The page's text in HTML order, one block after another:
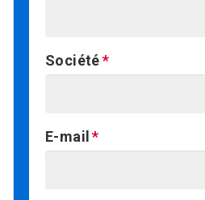
Société
E-mail